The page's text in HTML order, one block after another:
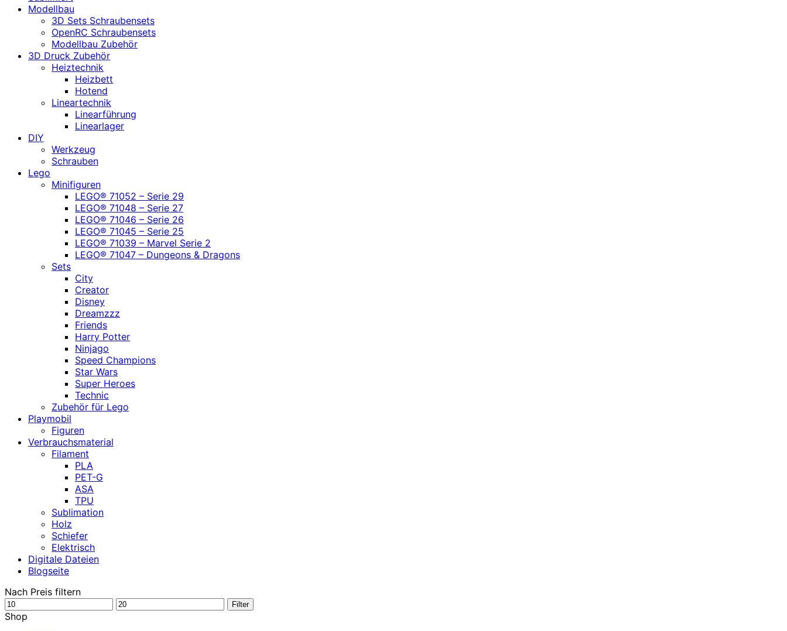
Modellbau
3D Sets Schraubensets
OpenRC Schraubensets
Modellbau Zubehör
3D Druck Zubehör
Heiztechnik
Heizbett
Hotend
Lineartechnik
Linearführung
Linearlager
DIY
Werkzeug
Schrauben
Lego
Minifiguren
LEGO® 71052 – Serie 29
LEGO® 71048 – Serie 27
LEGO® 71046 – Serie 26
LEGO® 71045 – Serie 25
LEGO® 71039 – Marvel Serie 2
LEGO® 71047 – Dungeons & Dragons
Sets
City
Creator
Disney
Dreamzzz
Friends
Harry Potter
Ninjago
Speed Champions
Star Wars
Super Heroes
Technic
Zubehör für Lego
Playmobil
Figuren
Verbrauchsmaterial
Filament
PLA
PET-G
ASA
TPU
Sublimation
Holz
Schiefer
Elektrisch
Digitale Dateien
Blogseite
Nach Preis filtern
Min.
Preis
Max.
Filter
Shop